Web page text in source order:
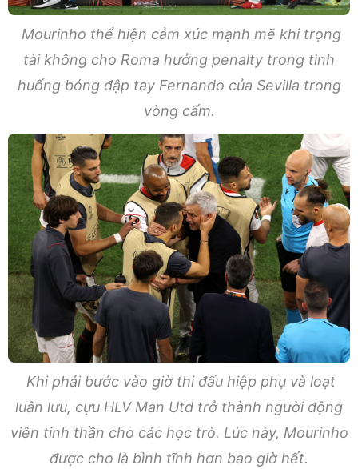
Mourinho thể hiện cảm xúc mạnh mẽ khi trọng
tài không cho Roma hưởng penalty trong tình
huống bóng đập tay Fernando của Sevilla trong
vòng cấm.
Khi phải bước vào giờ thi đấu hiệp phụ và loạt
luân lưu, cựu HLV Man Utd trở thành người động
viên tinh thần cho các học trò. Lúc này, Mourinho
được cho là bình tĩnh hơn bao giờ hết.